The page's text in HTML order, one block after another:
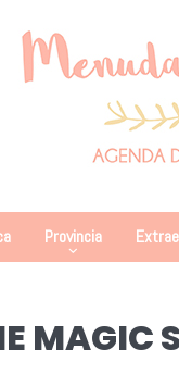
Provincia
MAGIC